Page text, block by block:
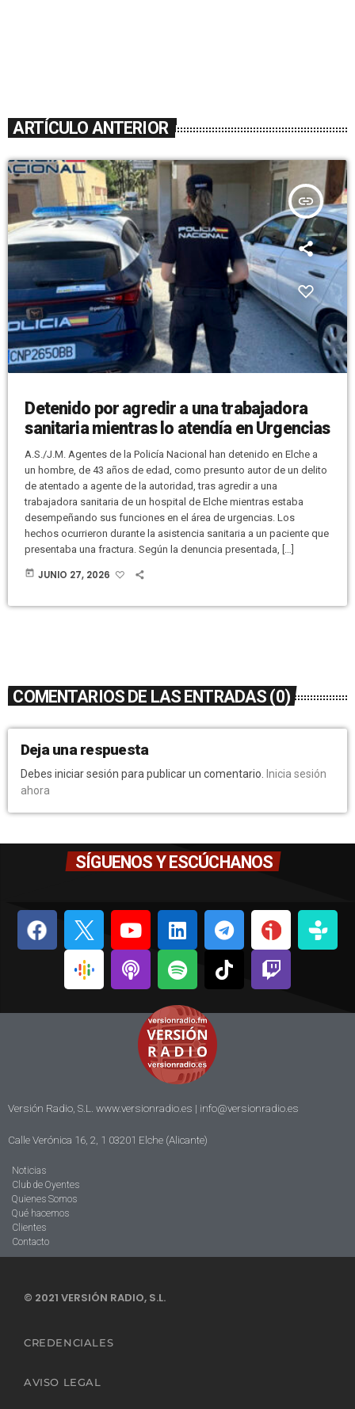
ARTÍCULO ANTERIOR
insert_link
Detenido por agredir a una trabajadora
sanitaria mientras lo atendía en Urgencias
A.S./J.M. Agentes de la Policía Nacional han detenido en Elche a
un hombre, de 43 años de edad, como presunto autor de un delito
de atentado a agente de la autoridad, tras agredir a una
trabajadora sanitaria de un hospital de Elche mientras estaba
desempeñando sus funciones en el área de urgencias. Los
hechos ocurrieron durante la asistencia sanitaria a un paciente que
presentaba una fractura. Según la denuncia presentada, […]
today JUNIO 27, 2026
COMENTARIOS DE LAS ENTRADAS (0)
Deja una respuesta
Debes iniciar sesión para publicar un comentario. Inicia sesión
ahora
SÍGUENOS Y ESCÚCHANOS
Versión Radio, S.L. www.versionradio.es | info@versionradio.es
Calle Verónica 16, 2, 1 03201 Elche (Alicante)
Noticias
Club de Oyentes
Quienes Somos
Qué hacemos
Clientes
Contacto
© 2021 VERSIÓN RADIO, S.L.
CREDENCIALES
AVISO LEGAL